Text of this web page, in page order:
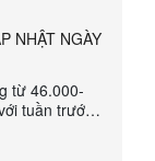
NHẬT NGÀY
từ 46.000-
tuần trước.
định ở các
động